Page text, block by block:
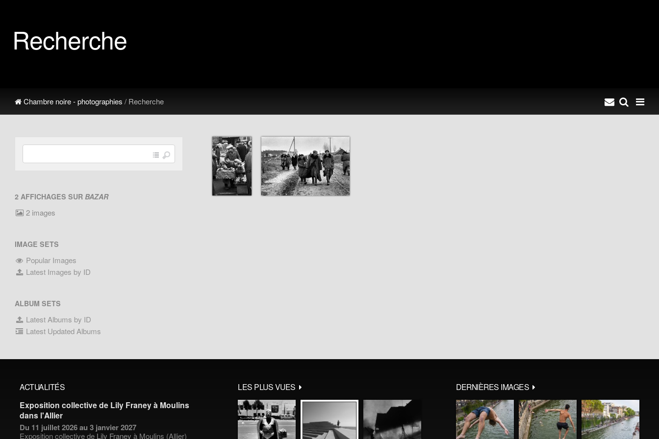
Recherche
Chambre noire - photographies / Recherche
2 AFFICHAGES SURBAZAR
2 images
IMAGE SETS
Popular Images
Latest Images by ID
ALBUM SETS
Latest Albums by ID
Latest Updated Albums
ACTUALITÉS
Exposition collective de Lily Franey à Moulins
dans l'Allier
Du 11 juillet 2026 au 3 janvier 2027
Exposition collective de Lily Franey à Moulins (Allier)
LES PLUS VUES DERNIÈRES IMAGES